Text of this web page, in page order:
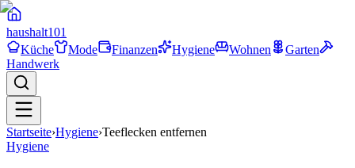
haushalt101
Küche
Mode Finanzen Hygiene Wohnen
Garten
Handwerk
Startseite›Hygiene›Teeflecken entfernen
Hygiene